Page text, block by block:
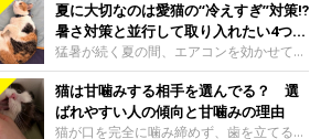
師の重本仁先生に、猫に水分を摂らせるた
めにできるためできる工夫を教えていただ
きました。ボウルの高さを愛猫の好みにね
このきもち投稿写真ギャラリー水飲みボウ
ルの高さは、猫が飲むときに頭が胃より下
にならないように設定すると飲みやすいで
しょう。首を深く折り曲げずに済むため、
って聞こえることがあります。 そんなと
き、あわせてどのような様子を確認したら
よいのでしょうか。暑い日に猫の鳴き方が
変わるときの見方や注意したい体調の変化
などについて、ねこのきもち獣医師相談室
の山口みき先生に伺いました。 鳴き方の
変化だけで判断せず、全身の様子も確認し
夏に大切なのは愛猫の“冷えすぎ”対策⁉
暑さ対策と並行して取り入れたい4つの
工夫
猛暑が続く夏の間、エアコンを効かせて室
内を冷やしますよね。しかし、人にとって
は快適な温度でも、猫にとっては温度が低
すぎることも。暑さ対策と並行して、冷え
すぎ対策もしっかりと行うことが大切で
猫は甘噛みする相手を選んでる？ 選
ばれやすい人の傾向と甘噛みの理由
猫が口を完全に噛み締めず、歯を立てる程